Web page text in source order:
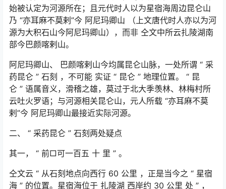
始被认定为河源所在；且元代时人以为星宿海周边昆仑山
乃 “亦耳麻不莫剌”今 阿尼玛卿山 （上文唐代时人亦以为河
源为大积石山今阿尼玛卿山），而非 仝文中所云扎陵湖南
部今巴颜喀剌山。
阿尼玛卿山、 巴颜喀剌山今均属昆仑山脉，一处所谓 “ 采
药昆仑 ” 石刻 ，不可能 实证 “ 昆仑 ” 地理位置。 “ 昆
仑 ” 语属音义，滑稽之雄，莫过于北大季羡林、林梅村所
云吐火罗语；与河源相关昆仑山，元人所载 “亦耳麻不莫
剌”今 阿尼玛卿山最接近实际河源。
二、 “ 采药昆仑 ” 石刻两处疑点
其一， “ 前□可一百五 十 里 ” 。
仝文云 “ 从石刻地点向西行 60 公里 ，正是当今之 “ 星宿
海 ” 的位置。星宿海位于 扎陵湖 西岸约 30 公里 处 ” ，